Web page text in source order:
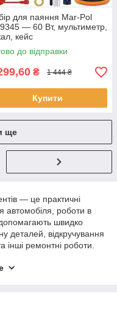
для паяння Mar-Pol
— 60 Вт, мультиметр,
кейс
до відправки
₴ 1 444 ₴
Купити
ще
— це практичні
автомобіля, роботи в
швидко
деталей, відкручування
інші ремонтні роботи.
торцеві
гаражного